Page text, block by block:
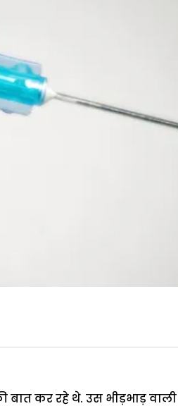
कर रहे थे. उस भीड़भाड़